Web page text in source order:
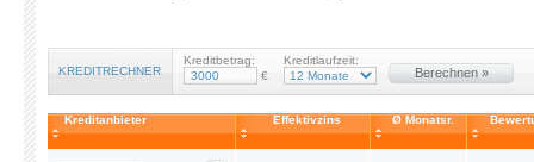
KREDITRECHNER
Kreditbetrag:
€
Kreditlaufzeit:
Berechnen »
Kreditanbieter Effektivzins Ø Monatsr.